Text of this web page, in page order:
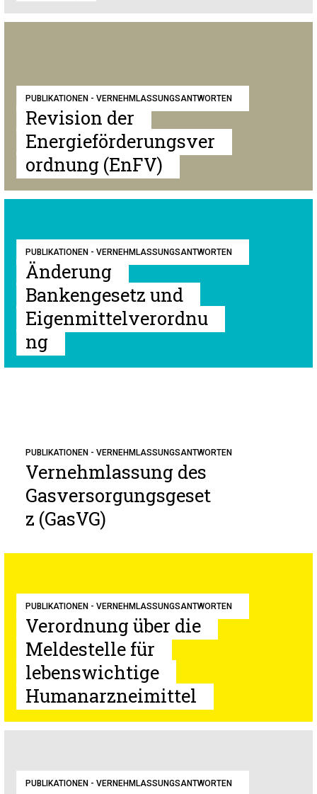
PUBLIKATIONEN - VERNEHMLASSUNGSANTWORTEN
Revision der
Energieförderungsver
ordnung (EnFV)
PUBLIKATIONEN - VERNEHMLASSUNGSANTWORTEN
Änderung
Bankengesetz und
Eigenmittelverordnu
ng
PUBLIKATIONEN - VERNEHMLASSUNGSANTWORTEN
Vernehmlassung des
Gasversorgungsgeset
z (GasVG)
PUBLIKATIONEN - VERNEHMLASSUNGSANTWORTEN
Verordnung über die
Meldestelle für
lebenswichtige
Humanarzneimittel
PUBLIKATIONEN - VERNEHMLASSUNGSANTWORTEN